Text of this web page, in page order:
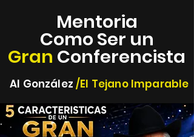
Mentoria
Como Ser un
Gran Conferencista
Al González /El Tejano Imparable